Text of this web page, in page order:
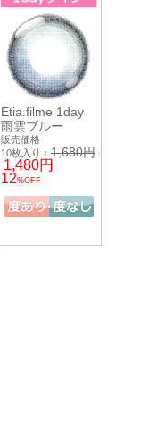
Etia.filme 1day
雨雲ブルー
販売価格
10枚入り： 1,680円
1,480円
12%OFF